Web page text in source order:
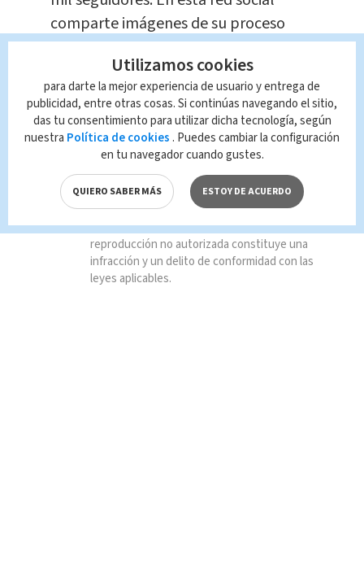
comparte imágenes de su proceso
estético:
TAGS RELACIONADOS:
Espectáculos
Queda prohibida la reproducción total o
parcial del contenido de esta página, mismo
que es propiedad de TELEDIARIO; su
reproducción no autorizada constituye una
infracción y un delito de conformidad con las
leyes aplicables.
Utilizamos cookies
para darte la mejor experiencia de usuario y entrega de
publicidad, entre otras cosas. Si continúas navegando el sitio,
das tu consentimiento para utilizar dicha tecnología, según
nuestra Política de cookies . Puedes cambiar la configuración
en tu navegador cuando gustes.
QUIERO SABER MÁS ESTOY DE ACUERDO